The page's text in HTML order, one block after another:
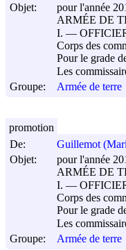
Objet:
pour l'année
ARMÉE DE
I. ―
Corps des
Pour le grade
Les
Groupe:
Armée de terre
De:
Guillemot
Objet:
pour l'année
ARMÉE DE
I. ―
Corps des
Pour le grade
Les
Groupe:
Armée de terre
promotion